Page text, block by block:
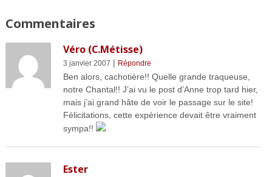
Commentaires
Véro (C.Métisse)
3 janvier 2007 | Répondre
Ben alors, cachotière!! Quelle grande traqueuse,
notre Chantal!! J’ai vu le post d’Anne trop tard hier,
mais j’ai grand hâte de voir le passage sur le site!
Félicitations, cette expérience devait être vraiment
sympa!!
Ester